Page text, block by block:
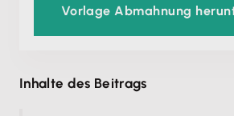
Vorlage Abmahnung
Inhalte des Beitrags